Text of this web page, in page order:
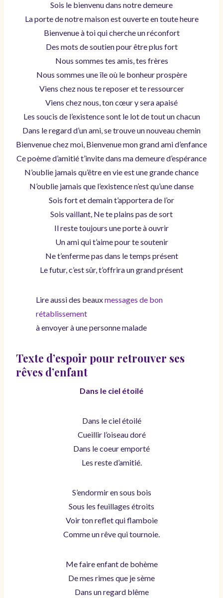
Sois le bienvenu dans notre demeure
La porte de notre maison est ouverte en toute heure
Bienvenue à toi qui cherche un réconfort
Des mots de soutien pour être plus fort
Nous sommes tes amis, tes frères
Nous sommes une île où le bonheur prospère
Viens chez nous te reposer et te ressourcer
Viens chez nous, ton cœur y sera apaisé
Les soucis de l’existence sont le lot de tout un chacun
Dans le regard d’un ami, se trouve un nouveau chemin
Bienvenue chez moi, Bienvenue mon grand ami d’enfance
Ce poème d’amitié t’invite dans ma demeure d’espérance
N’oublie jamais qu’être en vie est une grande chance
N’oublie jamais que l’existence n’est qu’une danse
Sois fort et demain t’apportera de l’or
Sois vaillant, Ne te plains pas de sort
Il reste toujours une porte à ouvrir
Un ami qui t’aime pour te soutenir
Ne t’enferme pas dans le temps présent
Le futur, c’est sûr, t’offrira un grand présent
Lire aussi des beauxmessages de bon
rétablissement
à envoyer à une personne malade
Texte d’espoir pour retrouver ses
rêves d’enfant
Dans le ciel étoilé
Dans le ciel étoilé
Cueillir l’oiseau doré
Dans le coeur emporté
Les reste d’amitié.
S’endormir en sous bois
Sous les feuillages étroits
Voir ton reflet qui flamboie
Comme un rêve qui tournoie.
Me faire enfant de bohème
De mes rimes que je sème
Dans un regard blême